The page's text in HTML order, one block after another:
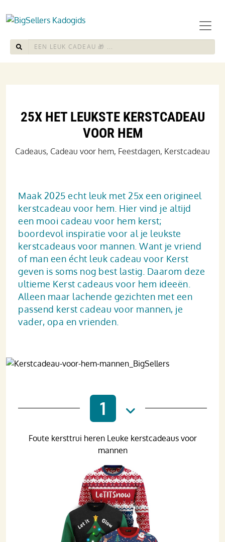
25X HET LEUKSTE KERSTCADEAU
VOOR HEM
Cadeaus, Cadeau voor hem, Feestdagen, Kerstcadeau
Maak 2025 echt leuk met 25x een origineel
kerst­cadeau voor hem. Hier vind je altijd
een mooi cadeau voor hem kerst;
boordevol inspiratie voor al je leukste
kerstcadeaus voor mannen. Want je vriend
of man een écht leuk cadeau voor Kerst
geven is soms nog best lastig. Daarom deze
ultieme Kerst cadeaus voor hem ideeën.
Alleen maar lachende gezichten met een
passend kerst cadeau voor mannen, je
vader, opa en vrienden.
1
Foute kersttrui heren Leuke kerstcadeaus voor
mannen